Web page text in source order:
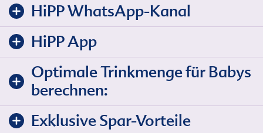
HiPP WhatsApp-Kanal
HiPP App
Optimale Trinkmenge für Babys
berechnen:
Exklusive Spar-Vorteile